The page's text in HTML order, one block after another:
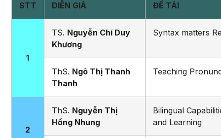
STT DIỄN GIẢ ĐỀ TÀI
1
TS. Nguyễn Chí Duy
Khương
Syntax matters
ThS. Ngô Thị Thanh
Thanh
Teaching
2
ThS. Nguyễn Thị
Hồng Nhung
Bilingual
and Learning